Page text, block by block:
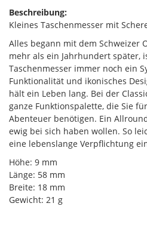
Beschreibung:
Kleines Taschenmesser mit
Alles begann mit dem Schweizer
mehr als ein Jahrhundert später,
Taschenmesser immer noch ein
Funktionalität und ikonisches
hält ein Leben lang. Bei der
ganze Funktionspalette, die Sie
Abenteuer benötigen. Ein
ewig bei sich haben wollen. So
eine lebenslange Verpflichtung
Höhe: 9 mm
Länge: 58 mm
Breite: 18 mm
Gewicht: 21 g